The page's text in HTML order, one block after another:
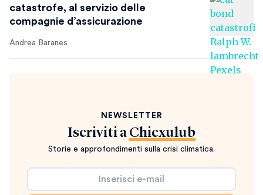
catastrofe, al servizio delle
compagnie d’assicurazione
Andrea Baranes
NEWSLETTER
Iscriviti a Chicxulub
Storie e approfondimenti sulla crisi climatica.